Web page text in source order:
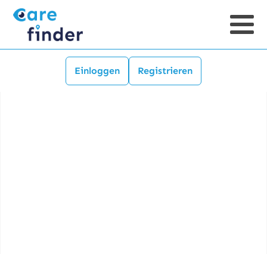
Einloggen Registrieren